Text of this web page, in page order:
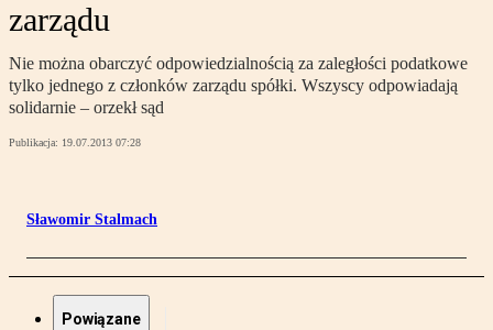
zarządu
Nie można obarczyć odpowiedzialnością za zaległości podatkowe
tylko jednego z członków zarządu spółki. Wszyscy odpowiadają
solidarnie – orzekł sąd
Publikacja: 19.07.2013 07:28
Sławomir Stalmach
Powiązane